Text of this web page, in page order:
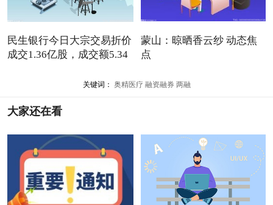
民生银行今日大宗交易折价
成交1.36亿股，成交额5.34
蒙山：晾晒香云纱 动态焦
点
关键词： 奥精医疗 融资融券 两融
大家还在看